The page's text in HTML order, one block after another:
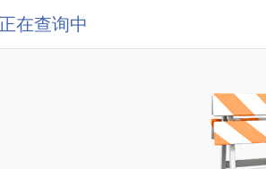
正在查询中